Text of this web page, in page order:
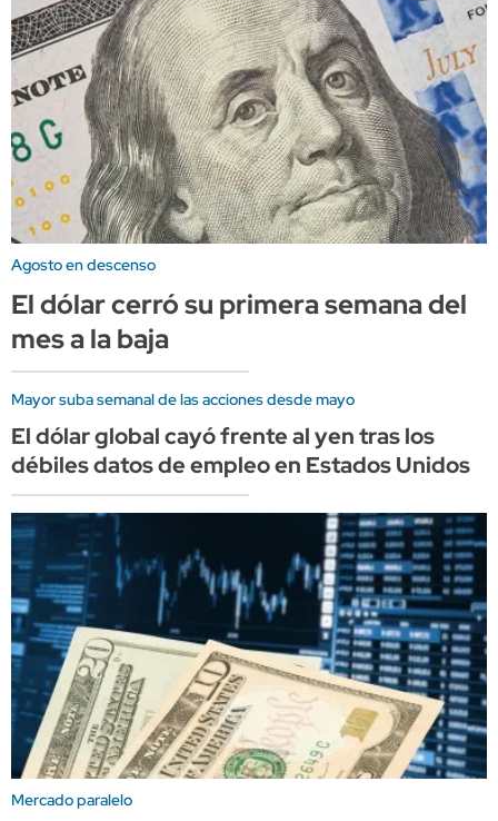
Agosto en descenso
El dólar cerró su primera semana del
mes a la baja
Mayor suba semanal de las acciones desde mayo
El dólar global cayó frente al yen tras los
débiles datos de empleo en Estados Unidos
Mercado paralelo